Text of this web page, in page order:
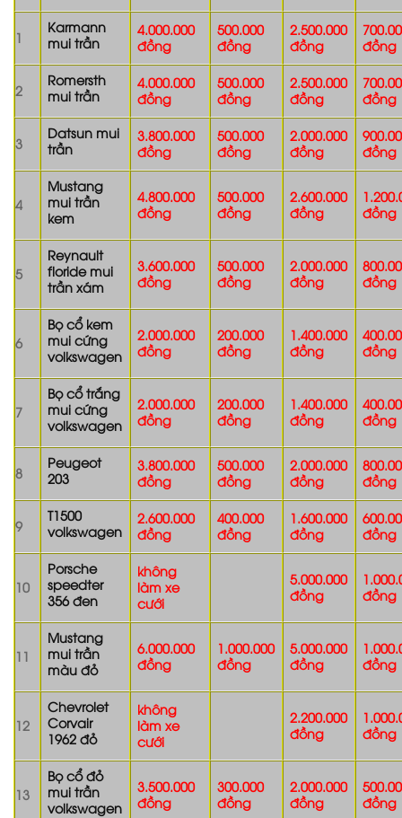
1
Karmann
mui trần
4.000.000
đồng
500.000
đồng
2.500.000
đồng
đồng
2
Romersth
mui trần
4.000.000
đồng
500.000
đồng
2.500.000
đồng
đồng
3
Datsun mui
trần
3.800.000
đồng
500.000
đồng
2.000.000
đồng
đồng
4
Mustang
mui trần
kem
4.800.000
đồng
500.000
đồng
2.600.000
đồng
đồng
5
Reynault
floride mui
trần xám
3.600.000
đồng
500.000
đồng
2.000.000
đồng
đồng
6
Bọ cổ kem
mui cứng
volkswagen
2.000.000
đồng
200.000
đồng
1.400.000
đồng
đồng
7
Bọ cổ trắng
mui cứng
volkswagen
2.000.000
đồng
200.000
đồng
1.400.000
đồng
đồng
8
Peugeot
203
3.800.000
đồng
500.000
đồng
2.000.000
đồng
đồng
9
T1500
volkswagen
2.600.000
đồng
400.000
đồng
1.600.000
đồng
đồng
10
Porsche
speedter
356 đen
không
làm xe
cưới
5.000.000
đồng
đồng
11
Mustang
mui trần
màu đỏ
6.000.000
đồng
1.000.000
đồng
5.000.000
đồng
đồng
12
Chevrolet
Corvair
1962 đỏ
không
làm xe
cưới
2.200.000
đồng
đồng
13
Bọ cổ đỏ
mui trần
volkswagen
3.500.000
đồng
300.000
đồng
2.000.000
đồng
đồng